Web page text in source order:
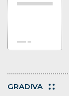
GRADIVA